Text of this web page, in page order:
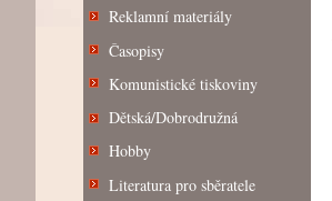
Reklamní materiály
Časopisy
Komunistické tiskoviny
Dětská/Dobrodružná
Hobby
Literatura pro sběratele